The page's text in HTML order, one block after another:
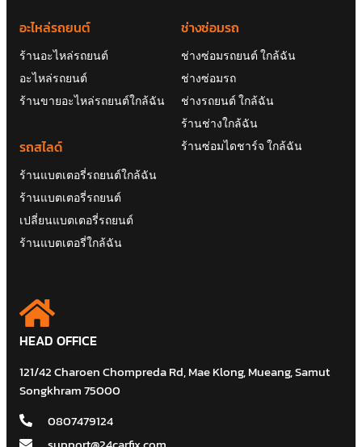
อะไหล่รถยนต์
ร้านอะไหล่รถยนต์
อะไหล่รถยนต์
ร้านขายอะไหล่รถยนต์ใกล้ฉัน
รถสไลด์
ร้านแบตเตอรี่รถยนต์ใกล้ฉัน
ร้านแบตเตอรี่รถยนต์
เปลี่ยนแบตเตอรี่รถยนต์
ร้านแบตเตอรี่ใกล้ฉัน
ช่างซ่อมรถ
ช่างซ่อมรถยนต์ ใกล้ฉัน
ช่างซ่อมรถ
ช่างรถยนต์ ใกล้ฉัน
ร้านช่างใกล้ฉัน
ร้านซ่อมไดชาร์จ ใกล้ฉัน
HEAD OFFICE
121/42 Charoen Chompreda Rd, Mae Klong, Mueang, Samut
Songkhram 75000
0807479124